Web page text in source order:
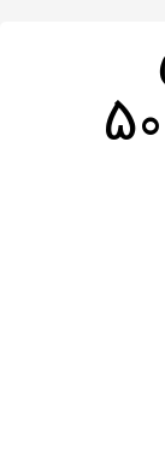
کننده آب و گاز 50